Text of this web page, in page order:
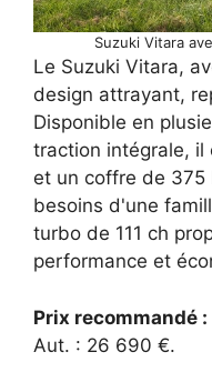
Suzuki Vitara
Le Suzuki Vitara,
design attrayant,
Disponible en
traction intégrale, il
et un coffre de
besoins d'une
turbo de 111 ch
performance et
Prix recommandé :
Aut. : 26 690 €.